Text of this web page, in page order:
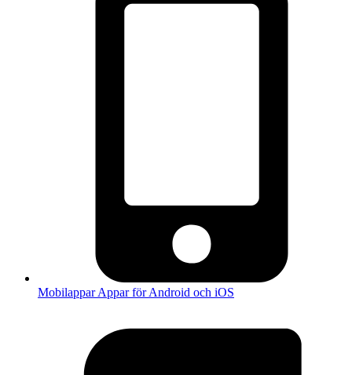
MobilapparAppar för Android och iOS